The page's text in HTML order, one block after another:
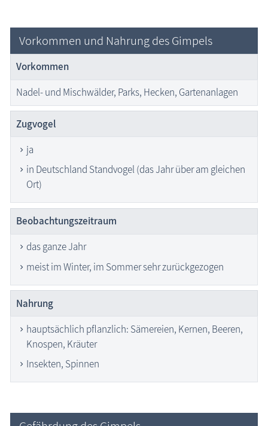
Vorkommen und Nahrung des Gimpels
Vorkommen
Nadel- und Mischwälder, Parks, Hecken, Gartenanlagen
Zugvogel
ja
in Deutschland Standvogel (das Jahr über am gleichen
Ort)
Beobachtungs­zeitraum
das ganze Jahr
meist im Winter, im Sommer sehr zurückgezogen
Nahrung
hauptsächlich pflanzlich: Sämereien, Kernen, Beeren,
Knospen, Kräuter
Insekten, Spinnen